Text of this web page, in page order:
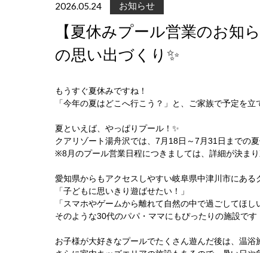
2026.05.24 お知らせ
【夏休みプール営業のお知
の思い出づくり✨
もうすぐ夏休みですね！
「今年の夏はどこへ行こう？」と、ご家族で予定を
夏といえば、やっぱりプール！✨
クアリゾート湯舟沢では、7月18日～7月31日までの
※8月のプール営業日程につきましては、詳細が決ま
愛知県からもアクセスしやすい岐阜県中津川市にあ
「子どもに思いきり遊ばせたい！」
「スマホやゲームから離れて自然の中で過ごしてほし
そのような30代のパパ・ママにもぴったりの施設です
お子様が大好きなプールでたくさん遊んだ後は、温